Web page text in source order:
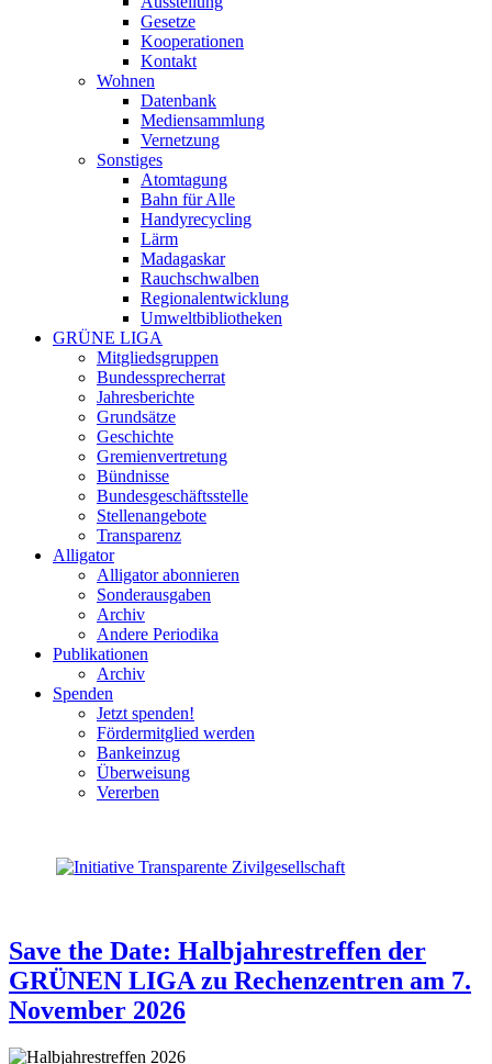
Gesetze
Kooperationen
Kontakt
Wohnen
Datenbank
Mediensammlung
Vernetzung
Sonstiges
Atomtagung
Bahn für Alle
Handyrecycling
Lärm
Madagaskar
Rauchschwalben
Regionalentwicklung
Umweltbibliotheken
GRÜNE LIGA
Mitgliedsgruppen
Bundessprecherrat
Jahresberichte
Grundsätze
Geschichte
Gremienvertretung
Bündnisse
Bundesgeschäftsstelle
Stellenangebote
Transparenz
Alligator
Alligator abonnieren
Sonderausgaben
Archiv
Andere Periodika
Publikationen
Archiv
Spenden
Jetzt spenden!
Fördermitglied werden
Bankeinzug
Überweisung
Vererben
Save the Date: Halbjahrestreffen der
GRÜNEN LIGA zu Rechenzentren am 7.
November 2026